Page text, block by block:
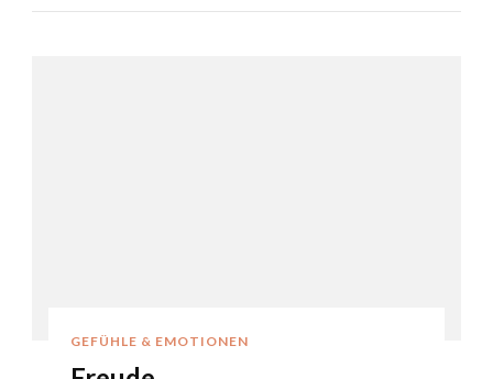
GEFÜHLE & EMOTIONEN